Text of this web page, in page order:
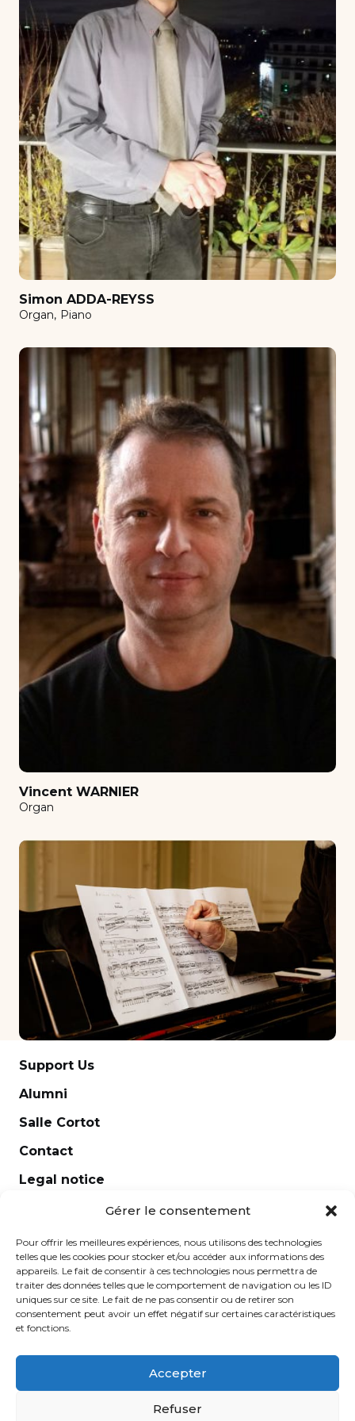
Gérer le consentement
Pour offrir les meilleures expériences, nous utilisons des technologies
telles que les cookies pour stocker et/ou accéder aux informations des
appareils. Le fait de consentir à ces technologies nous permettra de
traiter des données telles que le comportement de navigation ou les ID
uniques sur ce site. Le fait de ne pas consentir ou de retirer son
consentement peut avoir un effet négatif sur certaines caractéristiques
et fonctions.
Accepter
Refuser
Comédie Musicale
Composition
Conducting orchestra
Contemporain
Counterpoint - Fugue
Decryption
Diction for singers
Double Bass
Ensemble clarinettes
Film scoring
Flutes set
Harmonisation au clavier
Harmony
Harp
Histoire de la musique / Harmonie Jazz
History and analysis of contemporary music
Horn
Improvisation
Introductory workshop to conducting
ensembles
Jazz
Lyrique moderne
MAO (musique assistée par ordinateur)
Music history
Oboe
Orchestration
Petite clarinette en mi bémol
Piano
Piano (children)
piano abroad
Piano accompaniment
Piano duo
Piccolo
Quatuor à cordes
Role study and lyrical diction
Saxophone
Scene class
Singers deciphering preparation
Singing
Singing direction
Solfege
Solfege (children)
Specialized interpretation of violin and viola
orchestra repertoire
Simon ADDA-REYSS
Organ Piano
Vincent WARNIER
Organ
Support Us
Alumni
Salle Cortot
Contact
Legal notice
Caroline de Vibraye